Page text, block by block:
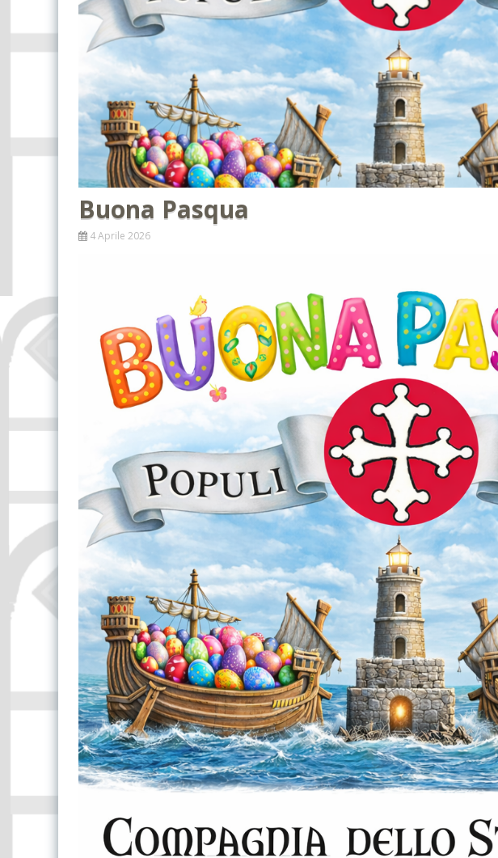
Contatti
Soci
Capodanno Pisano
Percorsi storico-
culturali
Percorsi artistici
A zonzo per i monti
Le Scuole
Presentazioni
Altri eventi
Progetto Quartieri
Progetto Porte
Visite virtuali
Libri
Buona Pasqua
4 Aprile 2026